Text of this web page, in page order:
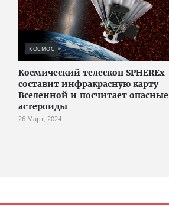
КОСМОС
Космический телескоп SPHEREx
составит инфракрасную карту
Вселенной и посчитает опасные
астероиды
26 Март, 2024